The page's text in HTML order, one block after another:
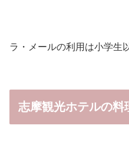
ラ・メールの利用は小学生
志摩観光ホテルの料